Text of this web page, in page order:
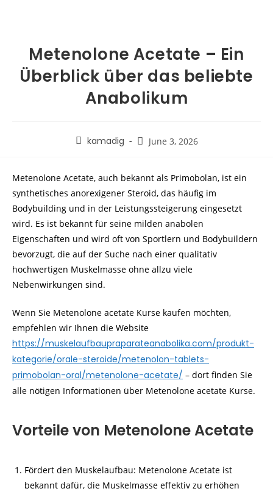
Metenolone Acetate – Ein
Überblick über das beliebte
Anabolikum
kamadig June 3, 2026
Metenolone Acetate, auch bekannt als Primobolan, ist ein
synthetisches anorexigener Steroid, das häufig im
Bodybuilding und in der Leistungssteigerung eingesetzt
wird. Es ist bekannt für seine milden anabolen
Eigenschaften und wird oft von Sportlern und Bodybuildern
bevorzugt, die auf der Suche nach einer qualitativ
hochwertigen Muskelmasse ohne allzu viele
Nebenwirkungen sind.
Wenn Sie Metenolone acetate Kurse kaufen möchten,
empfehlen wir Ihnen die Website
https://muskelaufbaupraparateanabolika.com/produkt-
kategorie/orale-steroide/metenolon-tablets-
primobolan-oral/metenolone-acetate/ – dort finden Sie
alle nötigen Informationen über Metenolone acetate Kurse.
Vorteile von Metenolone Acetate
Fördert den Muskelaufbau: Metenolone Acetate ist
bekannt dafür, die Muskelmasse effektiv zu erhöhen